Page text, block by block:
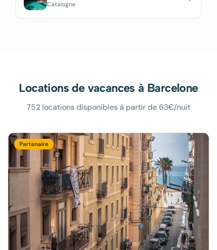
Catalogne
Locations de vacances à Barcelone
752 locations disponibles à partir de 63€/nuit
Partenaire